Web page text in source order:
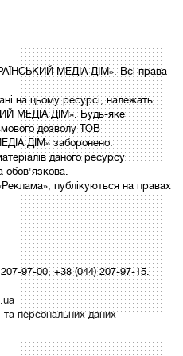
МЕДІА ДІМ». Всі права
на цьому ресурсі, належать
МЕДІА ДІМ». Будь-яке
дозволу ТОВ
ДІМ» заборонено.
даного ресурсу
обов'язкова.
публікуються на правах
97-00, +38 (044) 207-97-15.
та персональних даних